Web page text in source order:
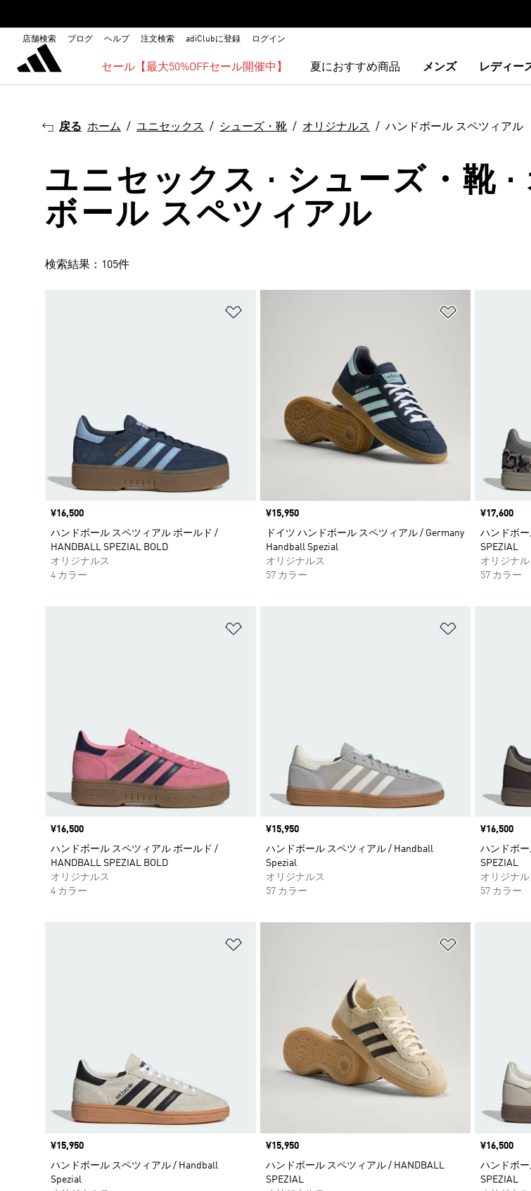
店舗検索 ブログ ヘルプ 注文検索 adiClubに登録 ログイン
セール【最大50%OFFセール開催中】 夏におすすめ商品 メンズ レディー
戻る ホーム ユニセックス シューズ・靴 オリジナルス ハンドボール スペツィアル
ユニセックス · シューズ・靴
ボール スペツィアル
検索結果：105件
価格
¥16,500
ハンドボール スペツィアル ボールド /
HANDBALL SPEZIAL BOLD
オリジナルス
4 カラー
価格
¥15,950
ドイツ ハンドボール スペツィアル / Germany
Handball Spezial
オリジナルス
57 カラー
価格
¥17,600
ハンドボー
SPEZIAL
オリジナル
57 カラー
価格
¥16,500
ハンドボール スペツィアル ボールド /
HANDBALL SPEZIAL BOLD
オリジナルス
4 カラー
価格
¥15,950
ハンドボール スペツィアル / Handball
Spezial
オリジナルス
57 カラー
価格
¥16,500
ハンドボ
SPEZIAL
オリジナル
57 カラー
価格
¥15,950
ハンドボール スペツィアル / Handball
Spezial
価格
¥15,950
ハンドボール スペツィアル / HANDBALL
SPEZIAL
価格
¥16,500
ハンドボー
SPEZIAL